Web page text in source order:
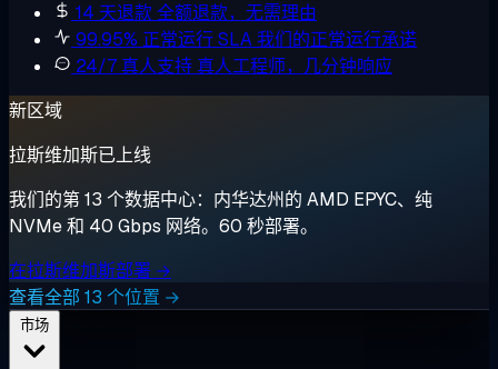
14 天退款全额退款，无需理由
99.95% 正常运行 SLA我们的正常运行承诺
24/7 真人支持 真人工程师，几分钟响应
新区域
拉斯维加斯已上线
我们的第 13 个数据中心：内华达州的 AMD EPYC、纯
NVMe 和 40 Gbps 网络。60 秒部署。
在拉斯维加斯部署 →
查看全部 13 个位置 →